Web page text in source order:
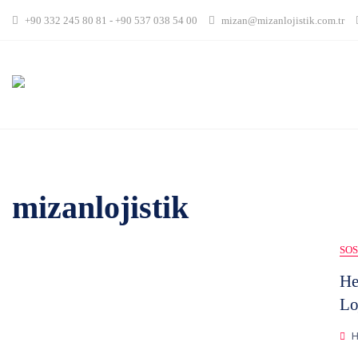
+90 332 245 80 81 - +90 537 038 54 00 mizan@mizanlojistik.com.tr
mizanlojistik